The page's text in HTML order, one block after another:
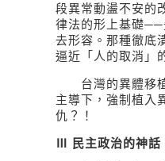
段異常動盪不安的
律法的形上基礎
去形容。那種徹底
逼近「人的取消」
台灣的異體移植
主導下，強制植入
仇？！
Ⅲ 民主政治的神話